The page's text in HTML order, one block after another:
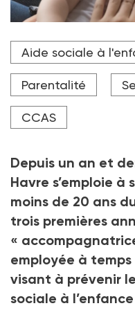
La ville du Havre
important de
Crédit photo fizkes -
Aide sociale à
Parentalité
CCAS
Depuis un an et
Havre s’emploie à
moins de 20 ans
trois premières
«
employée à
visant à prévenir
sociale à l’enfance